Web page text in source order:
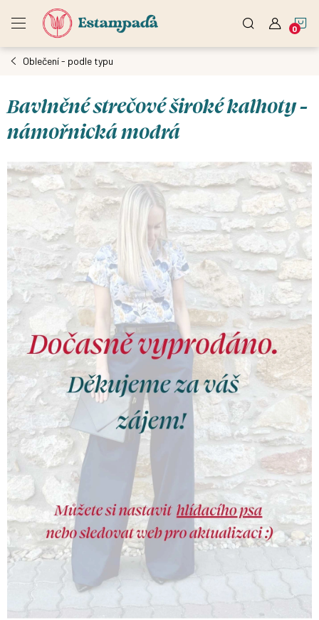
Oblečení - podle typu
Bavlněné strečové široké kalhoty -
námořnická modrá